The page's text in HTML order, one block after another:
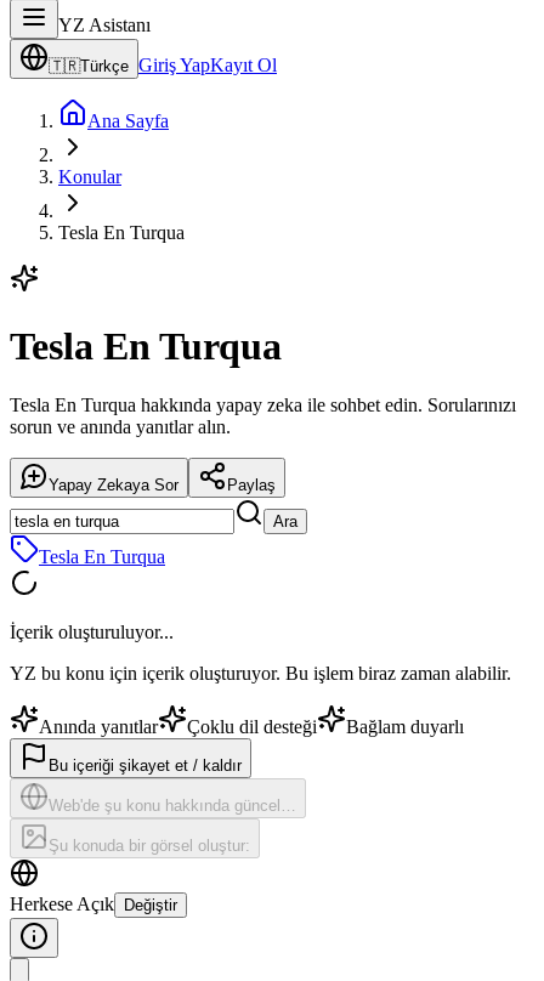
YZ Asistanı
🇹🇷Türkçe Giriş YapKayıt Ol
Ana Sayfa
Konular
Tesla En Turqua
Tesla En Turqua
Tesla En Turqua hakkında yapay zeka ile sohbet edin. Sorularınızı
sorun ve anında yanıtlar alın.
Yapay Zekaya Sor
Paylaş
Ara
Tesla En Turqua
İçerik oluşturuluyor...
YZ bu konu için içerik oluşturuyor. Bu işlem biraz zaman alabilir.
Anında yanıtlar Çoklu dil desteği Bağlam duyarlı
Bu içeriği şikayet et / kaldır
Web'de şu konu hakkında güncel…
Şu konuda bir görsel oluştur:
Herkese Açık Değiştir